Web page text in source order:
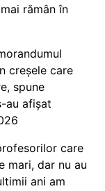
rămân în
creșele care
spune
au afișat
care
mari, dar nu au
ani am